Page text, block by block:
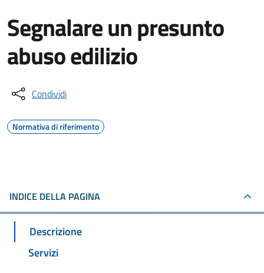
Segnalare un presunto
abuso edilizio
Condividi
Normativa di riferimento
INDICE DELLA PAGINA
Descrizione
Servizi